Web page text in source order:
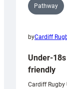
Pathway
byCardiff
Under-
friendly
Cardiff Rugby